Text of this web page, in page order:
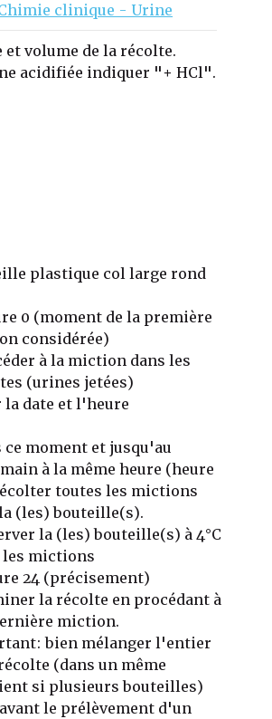
clinique - Urine
et volume de la récolte.
acidifiée indiquer "+ HCl".
plastique col large rond
0 (moment de la première
considérée)
à la miction dans les
(urines jetées)
la date et l'heure
ce moment et jusqu'au
à la même heure (heure
toutes les mictions
(les) bouteille(s).
la (les) bouteille(s) à 4°C
les mictions
24 (précisement)
la récolte en procédant à
miction.
bien mélanger l'entier
(dans un même
si plusieurs bouteilles)
le prélèvement d'un